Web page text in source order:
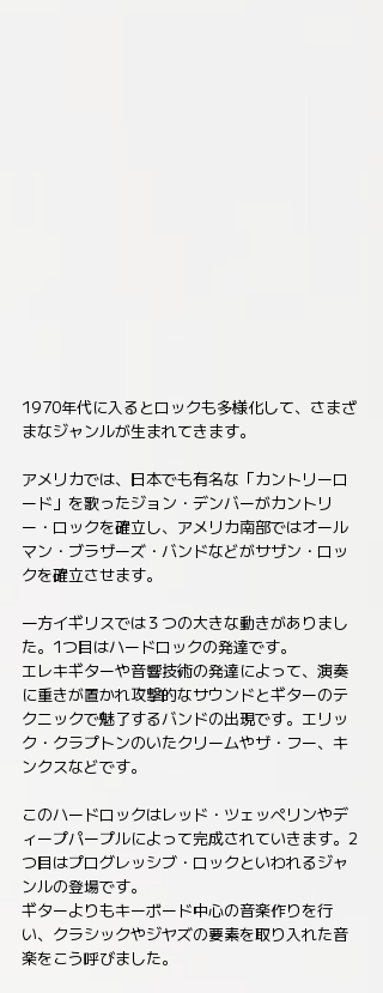
1970年代に入るとロックも多様化して、さまざ
まなジャンルが生まれてきます。
アメリカでは、日本でも有名な「カントリーロ
ード」を歌ったジョン・デンバーがカントリ
ー・ロックを確立し、アメリカ南部ではオール
マン・ブラザーズ・バンドなどがサザン・ロッ
クを確立させます。
一方イギリスでは３つの大きな動きがありまし
た。1つ目はハードロックの発達です。
エレキギターや音響技術の発達によって、演奏
に重きが置かれ攻撃的なサウンドとギターのテ
クニックで魅了するバンドの出現です。エリッ
ク・クラプトンのいたクリームやザ・フー、キ
ンクスなどです。
このハードロックはレッド・ツェッペリンやデ
ィープパープルによって完成されていきます。2
つ目はプログレッシブ・ロックといわれるジャ
ンルの登場です。
ギターよりもキーボード中心の音楽作りを行
い、クラシックやジヤズの要素を取り入れた音
楽をこう呼びました。